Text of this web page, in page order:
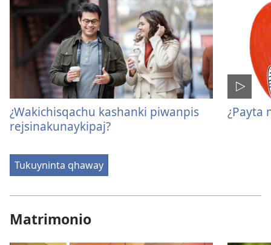
¿Wakichisqachu kashanki piwanpis
rejsinakunaykipaj?
¿Payta
Tukuyninta qhaway
Matrimonio